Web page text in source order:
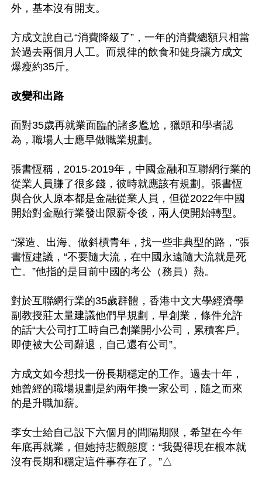
外，基本沒有開支。
方成文說自己“消費降級了”，一年的消費總額只相當
於過去兩個月人工。而規律的飲食和健身讓方成文
爆瘦約35斤。
改變和出路
面對35歲再就業面臨的諸多尷尬，獵頭和學者認
為，職場人士應早做職業規劃。
張書恆稱，2015-2019年，中國金融和互聯網行業的
從業人員賺了很多錢，彼時就應該有規劃。張書恆
與合伙人原本都是金融從業人員，但從2022年中國
開始對金融行業發出限薪令後，兩人便開始轉型。
“深造、出海、做斜槓青年，找一些非典型的路，”張
書恆建議，“不要隨大流，在中國永遠隨大流就是死
亡。”他指的是目前中國的考公（務員）熱。
對於互聯網行業的35歲群體，香港中文大學經濟學
副教授莊太量建議他們早規劃，早創業，條件允許
的話“大公司打工時自己創業開小公司，累積客戶。
即使被大公司辭退，自己還有公司”。
方成文如今想找一份長期穩定的工作。過去十年，
她曾經的職場規劃是約兩年換一家公司，隨之而來
的是升職加薪。
李女士給自己設下六個月的間隔期限，希望在今年
年底再就業，但她持悲觀態度：“我覺得現在根本就
沒有長期和穩定這件事存在了。”△